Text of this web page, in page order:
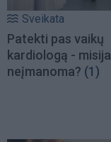
Sveikata
Patekti pas vaikų
kardiologą - misija
neįmanoma? (1)